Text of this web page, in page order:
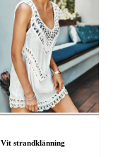
Vit strandklänning